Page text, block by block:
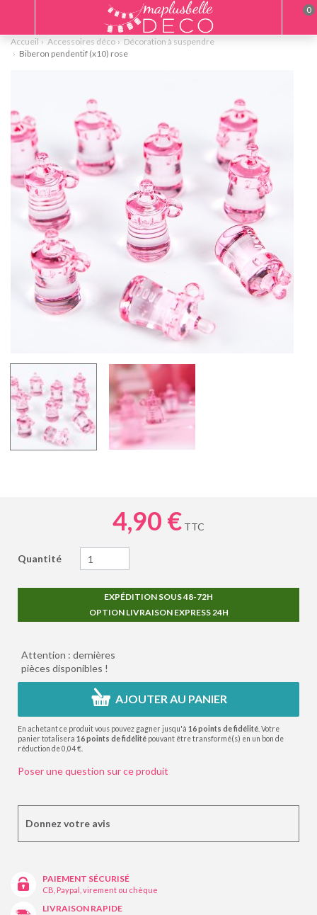
Accueil Accessoires déco
Décoration à suspendre
Biberon pendentif (x10) rose
4,90 € TTC
Quantité
EXPÉDITION SOUS 48-72H
OPTION LIVRAISON EXPRESS 24H
Attention : dernières
pièces disponibles !
AJOUTER AU PANIER
En achetant ce produit vous pouvez gagner jusqu'à 16points de fidélité . Votre
panier totalisera 16points de fidélité pouvant être transformé(s) en un bon de
réduction de0,04 €
Poser une question sur ce produit
Donnez votre avis
PAIEMENT SÉCURISÉ
CB, Paypal, virement ou chèque
LIVRAISON RAPIDE
0